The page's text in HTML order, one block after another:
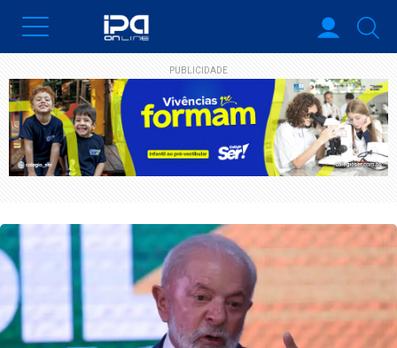
PUBLICIDADE